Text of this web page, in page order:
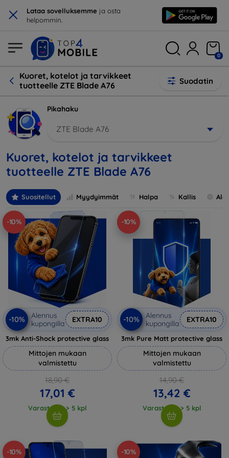
× Lataa sovelluksemme ja osta
helpommin.
0
Kuoret, kotelot ja tarvikkeet
tuotteelle ZTE Blade A76
Suodatin
Pikahaku
ZTE Blade A76
Kuoret, kotelot ja tarvikkeet
tuotteelle ZTE Blade A76
Suositellut Myydyimmät Halpa Kallis
-10%
-10%
Alennus
kupongilla
EXTRA10
3mk Anti-Shock protective glass
Mittojen mukaan
valmistettu
18,90 €
17,01 €
Varastossa > 5 kpl
-10%
-10%
Alennus
kupongilla
EXTRA10
3mk Pure Matt protective glass
Mittojen mukaan
valmistettu
14,90 €
13,42 €
Varastossa > 5 kpl
-10% -10%